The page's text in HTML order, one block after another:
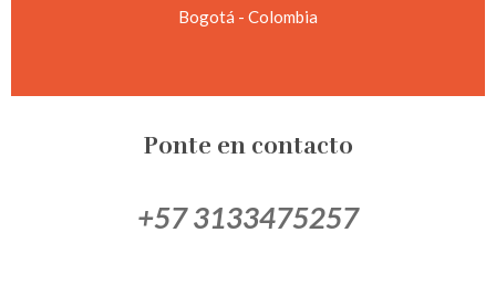
Bogotá - Colombia
Ponte en contacto
+57 3133475257